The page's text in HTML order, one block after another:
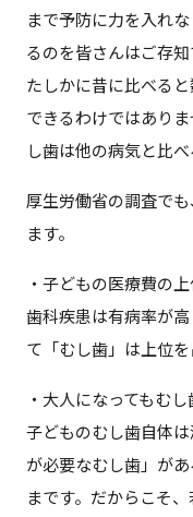
まで予防に力を入れ
るのを皆さんはご存知
たしかに昔に比べる
できるわけではあり
し歯は他の病気と比
厚生労働省の調査で
ます。
・子どもの医療費の
歯科疾患は有病率が
て「むし歯」は上位を
・大人になってもむ
子どものむし歯自体
が必要なむし歯」が
まです。だからこそ